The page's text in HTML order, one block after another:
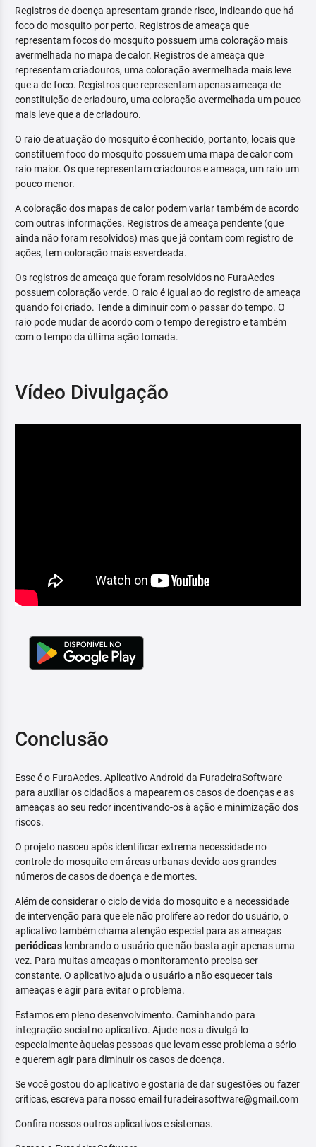
Registros de doença apresentam grande risco, indicando que há
foco do mosquito por perto. Registros de ameaça que
representam focos do mosquito possuem uma coloração mais
avermelhada no mapa de calor. Registros de ameaça que
representam criadouros, uma coloração avermelhada mais leve
que a de foco. Registros que representam apenas ameaça de
constituição de criadouro, uma coloração avermelhada um pouco
mais leve que a de criadouro.
O raio de atuação do mosquito é conhecido, portanto, locais que
constituem foco do mosquito possuem uma mapa de calor com
raio maior. Os que representam criadouros e ameaça, um raio um
pouco menor.
A coloração dos mapas de calor podem variar também de acordo
com outras informações. Registros de ameaça pendente (que
ainda não foram resolvidos) mas que já contam com registro de
ações, tem coloração mais esverdeada.
Os registros de ameaça que foram resolvidos no FuraAedes
possuem coloração verde. O raio é igual ao do registro de ameaça
quando foi criado. Tende a diminuir com o passar do tempo. O
raio pode mudar de acordo com o tempo de registro e também
com o tempo da última ação tomada.
Vídeo Divulgação
Conclusão
Esse é o FuraAedes. Aplicativo Android da FuradeiraSoftware
para auxiliar os cidadãos a mapearem os casos de doenças e as
ameaças ao seu redor incentivando-os à ação e minimização dos
riscos.
O projeto nasceu após identificar extrema necessidade no
controle do mosquito em áreas urbanas devido aos grandes
números de casos de doença e de mortes.
Além de considerar o ciclo de vida do mosquito e a necessidade
de intervenção para que ele não prolifere ao redor do usuário, o
aplicativo também chama atenção especial para as ameaças
periódicas lembrando o usuário que não basta agir apenas uma
vez. Para muitas ameaças o monitoramento precisa ser
constante. O aplicativo ajuda o usuário a não esquecer tais
ameaças e agir para evitar o problema.
Estamos em pleno desenvolvimento. Caminhando para
integração social no aplicativo. Ajude-nos a divulgá-lo
especialmente àquelas pessoas que levam esse problema a sério
e querem agir para diminuir os casos de doença.
Se você gostou do aplicativo e gostaria de dar sugestões ou fazer
críticas, escreva para nosso email furadeirasoftware@gmail.com
Confira nossos outros aplicativos e sistemas.